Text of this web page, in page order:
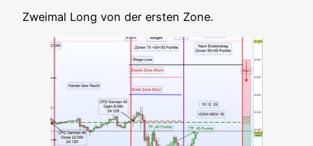
Zwei­mal Long von der ers­ten Zone.